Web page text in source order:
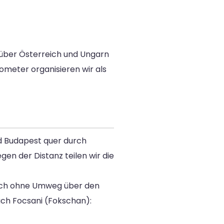
Österreich und Ungarn
organisieren wir als
Budapest quer durch
der Distanz teilen wir die
ohne Umweg über den
Focsani (Fokschan):